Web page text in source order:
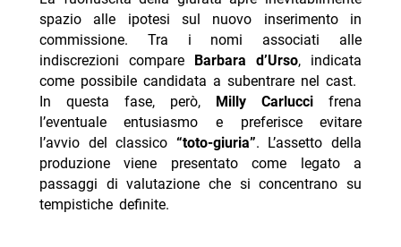
spazio alle ipotesi sul nuovo inserimento in
commissione. Tra i nomi associati alle
indiscrezioni compare Barbara d’Urso, indicata
come possibile candidata a subentrare nel cast.
In questa fase, però, Milly Carlucci frena
l’eventuale entusiasmo e preferisce evitare
l’avvio del classico “toto-giuria”. L’assetto della
produzione viene presentato come legato a
passaggi di valutazione che si concentrano su
tempistiche definite.